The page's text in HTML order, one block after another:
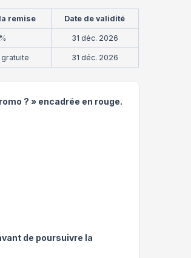
remise Date de validité
31 déc. 2026
31 déc. 2026
? » encadrée en rouge.
de poursuivre la